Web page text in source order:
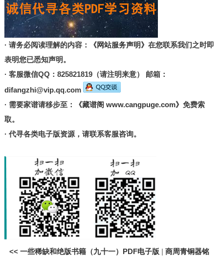
· 请务必阅读理解的内容： 《网站服务声明》 在您联系我们之时即
表明您已悉知声明。
· 客服微信QQ：825821819（请注明来意） 邮箱：
difangzhi@vip.qq.com
· 需要家谱请移步至：
《藏谱阁 www.cangpuge.com》 免费索
取。
· 代寻各类电子版资源，请联系客服咨询。
<<一些稀缺和绝版书籍（九十一）PDF电子版 |商周青铜器铭